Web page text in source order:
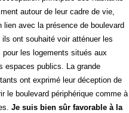
autour de leur cadre de vie,
lien avec la présence de boulevard
ils ont souhaité voir atténuer les
les logements situés aux
espaces publics. La grande
ont exprimé leur déception de
le boulevard périphérique comme à
Je suis bien sûr favorable à la